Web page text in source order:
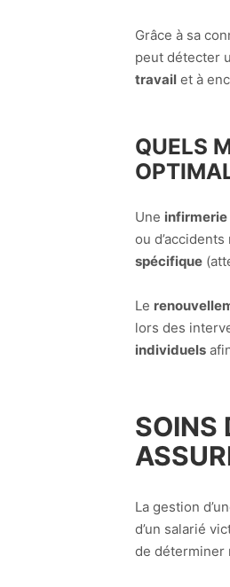
Grâce à sa
peut détecter
travail et à
QUELS
Une infirmerie
ou
spécifique
Le
lors des
individuels
SOINS
La gestion
d’un salarié
de déterminer